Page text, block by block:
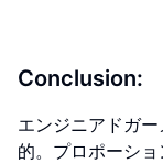
Conclusion:
エンジニアドガ
的。プロポーショ